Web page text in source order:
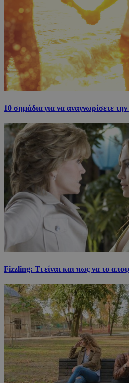
10 σημάδια για να αναγνωρίσετε
Fizzling: Τι είναι και πως να το